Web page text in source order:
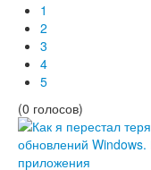
1
2
3
4
5
(0 голосов)